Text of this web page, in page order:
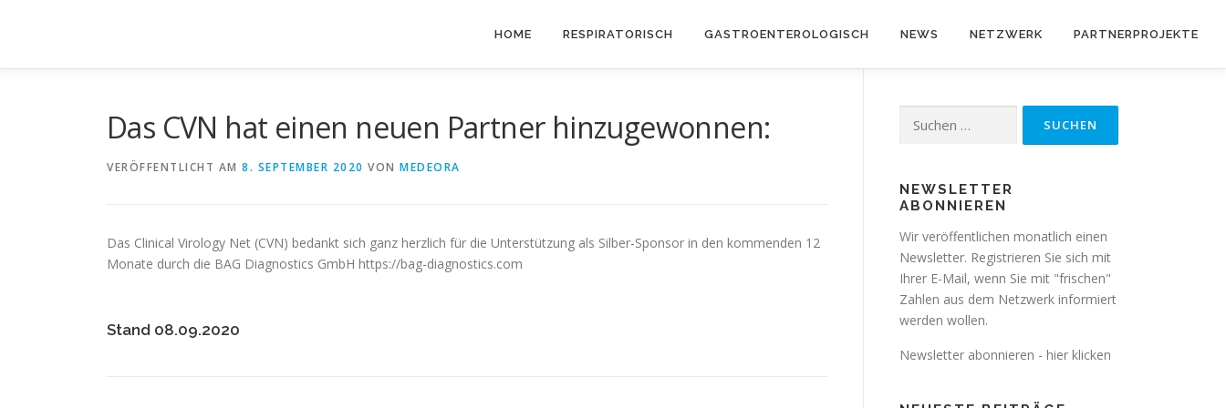
HOME RESPIRATORISCH GASTROENTEROLOGISCH NEWS NETZWERK PARTNERPROJEKTE
Das CVN hat einen neuen Partner hinzugewonnen:
VERÖFFENTLICHT AM 8. SEPTEMBER 2020 VON MEDEORA
Das Clinical Virology Net (CVN) bedankt sich ganz herzlich für die Unterstützung als Silber-Sponsor in den kommenden 12
Monate durch die BAG Diagnostics GmbH https://bag-diagnostics.com
Stand 08.09.2020
nach:
NEWSLETTER
ABONNIEREN
Wir veröffentlichen monatlich einen
Newsletter. Registrieren Sie sich mit
Ihrer E-Mail, wenn Sie mit "frischen"
Zahlen aus dem Netzwerk informiert
werden wollen.
Newsletter abonnieren - hier klicken